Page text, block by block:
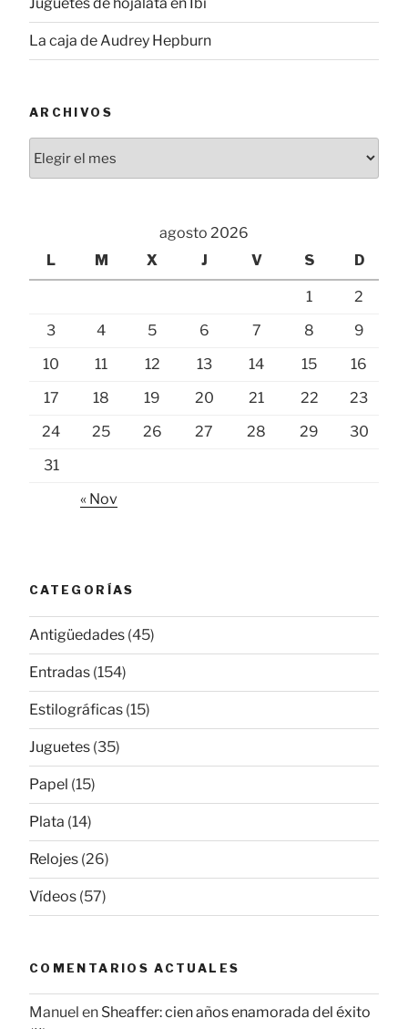
La caja de Audrey Hepburn
ARCHIVOS
agosto 2026
L
M X J V S D
1
2
3
4 5 6 7 8
9
10
11 12 13 14 15
16
17
18 19 20 21 22
23
24
25 26 27 28 29
30
31
« Nov
CATEGORÍAS
Antigüedades (45)
Entradas (154)
Estilográficas (15)
Juguetes (35)
Papel (15)
Plata (14)
Relojes (26)
Vídeos (57)
COMENTARIOS ACTUALES
Manuel en Sheaffer: cien años enamorada del éxito